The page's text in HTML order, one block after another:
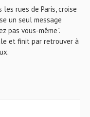
rues de Paris, croise
un seul message
pas vous-même".
et finit par retrouver à